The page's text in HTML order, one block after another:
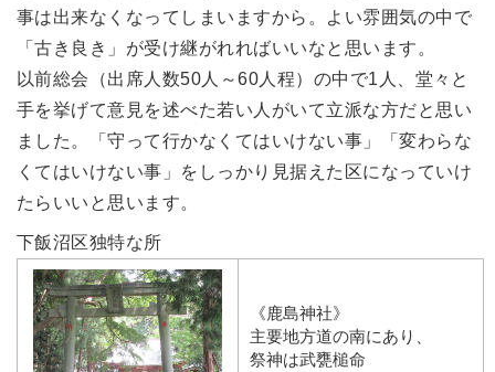
事は出来なくなってしまいますから。よい雰囲気の中で
「古き良き」が受け継がれればいいなと思います。
以前総会（出席人数50人～60人程）の中で1人、堂々と
手を挙げて意見を述べた若い人がいて立派な方だと思い
ました。「守って行かなくてはいけない事」「変わらな
くてはいけない事」をしっかり見据えた区になっていけ
たらいいと思います。
下飯沼区独特な所
《鹿島神社》
主要地方道の南にあり、
祭神は武甕槌命